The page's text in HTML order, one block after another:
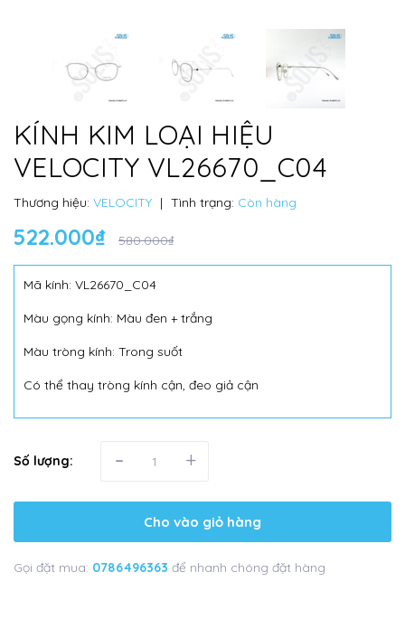
KÍNH KIM LOẠI HIỆU
VELOCITY VL26670_C04
Thương hiệu: VELOCITY | Tình trạng: Còn hàng
522.000₫ 580.000₫
Mã kính: VL26670_C04
Màu gọng kính: Màu đen + trắng
Màu tròng kính: Trong suốt
Có thể thay tròng kính cận, đeo giả cận
Số lượng: - +
Cho vào giỏ hàng
Gọi đặt mua: 0786496363 để nhanh chóng đặt hàng